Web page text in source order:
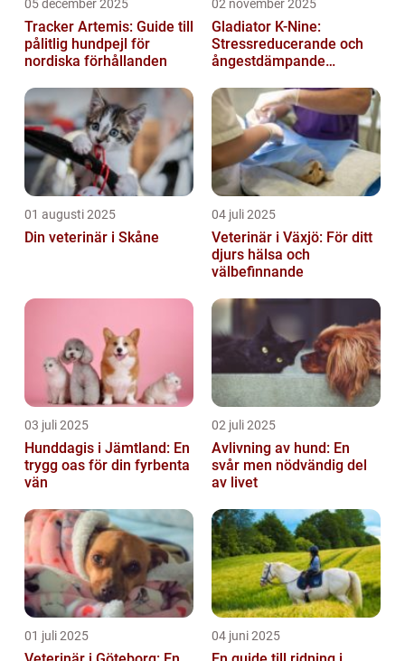
05 december 2025
Tracker Artemis: Guide till
pålitlig hundpejl för
nordiska förhållanden
02 november 2025
Gladiator K-Nine:
Stressreducerande och
ångestdämpande
01 augusti 2025
Din veterinär i Skåne
04 juli 2025
Veterinär i Växjö: För ditt
djurs hälsa och
välbefinnande
03 juli 2025
Hunddagis i Jämtland: En
trygg oas för din fyrbenta
vän
02 juli 2025
Avlivning av hund: En
svår men nödvändig del
av livet
01 juli 2025 04 juni 2025